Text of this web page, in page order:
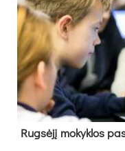
Rug­sė­jį mo­kyk­los